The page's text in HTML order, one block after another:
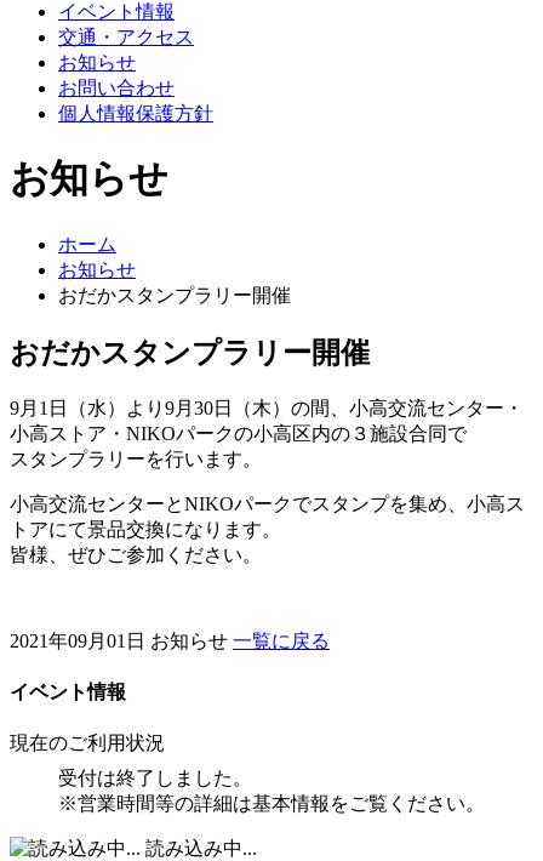
イベント情報
交通・アクセス
お知らせ
お問い合わせ
個人情報保護方針
お知らせ
ホーム
お知らせ
おだかスタンプラリー開催
おだかスタンプラリー開催
9月1日（水）より9月30日（木）の間、小高交流センター・
小高ストア・NIKOパークの小高区内の３施設合同で
スタンプラリーを行います。
小高交流センターとNIKOパークでスタンプを集め、小高ス
トアにて景品交換になります。
皆様、ぜひご参加ください。
2021年09月01日 お知らせ 一覧に戻る
イベント情報
現在のご利用状況
受付は終了しました。
※営業時間等の詳細は基本情報をご覧ください。
読み込み中...